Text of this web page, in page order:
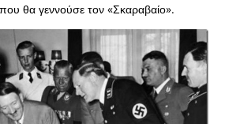
θα γεννούσε τον «Σκαραβαίο».